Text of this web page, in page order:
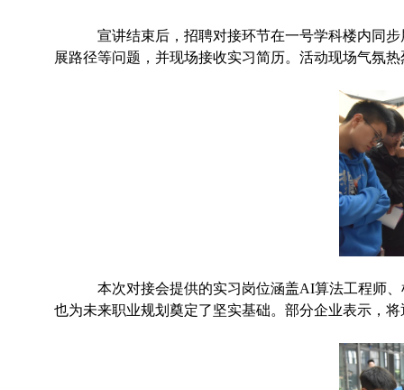
宣讲结束后，招聘对接环节在一号学科楼内同
展路径等问题，并现场接收实习简历。活动现场气氛
本次对接会提供的实习岗位涵盖AI算法工程师
也为未来职业规划奠定了坚实基础。部分企业表示，